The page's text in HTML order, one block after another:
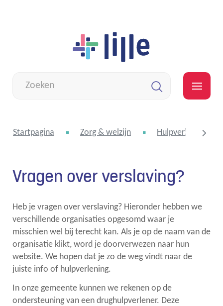
inhoud
zoek
naar
links
Startpagina Zorg & welzijn Hulpverlening
Vragen over verslaving?
Heb je vragen over verslaving? Hieronder hebben we
verschillende organisaties opgesomd waar je
misschien wel bij terecht kan. Als je op de naam van de
organisatie klikt, word je doorverwezen naar hun
website. We hopen dat je zo de weg vindt naar de
juiste info of hulpverlening.
In onze gemeente kunnen we rekenen op de
ondersteuning van een drughulpverlener. Deze